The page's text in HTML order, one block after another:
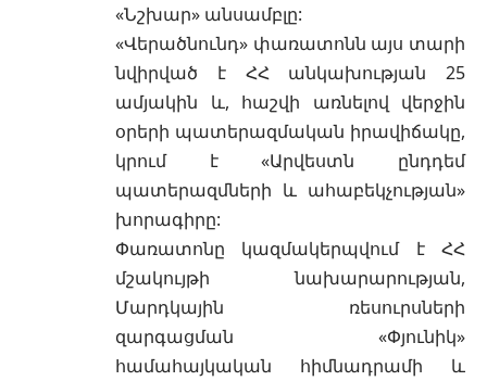
«Նշխար» անսամբլը:
«Վերածնունդ» փառատոնն այս տարի
նվիրված է ՀՀ անկախության 25
ամյակին և, հաշվի առնելով վերջին
օրերի պատերազմական իրավիճակը,
կրում է «Արվեստն ընդդեմ
պատերազմների և ահաբեկչության»
խորագիրը:
Փառատոնը կազմակերպվում է ՀՀ
մշակույթի նախարարության,
Մարդկային ռեսուրսների
զարգացման «Փյունիկ»
համահայկական հիմնադրամի և